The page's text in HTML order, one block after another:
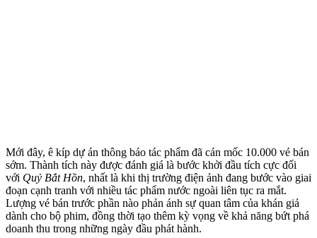
Mới đây, ê kíp dự án thông báo tác phẩm đã cán mốc 10.000 vé bán
sớm. Thành tích này được đánh giá là bước khởi đầu tích cực đối
với Quỷ Bắt Hồn, nhất là khi thị trường điện ảnh đang bước vào giai
đoạn cạnh tranh với nhiều tác phẩm nước ngoài liên tục ra mắt.
Lượng vé bán trước phần nào phản ánh sự quan tâm của khán giả
dành cho bộ phim, đồng thời tạo thêm kỳ vọng về khả năng bứt phá
doanh thu trong những ngày đầu phát hành.